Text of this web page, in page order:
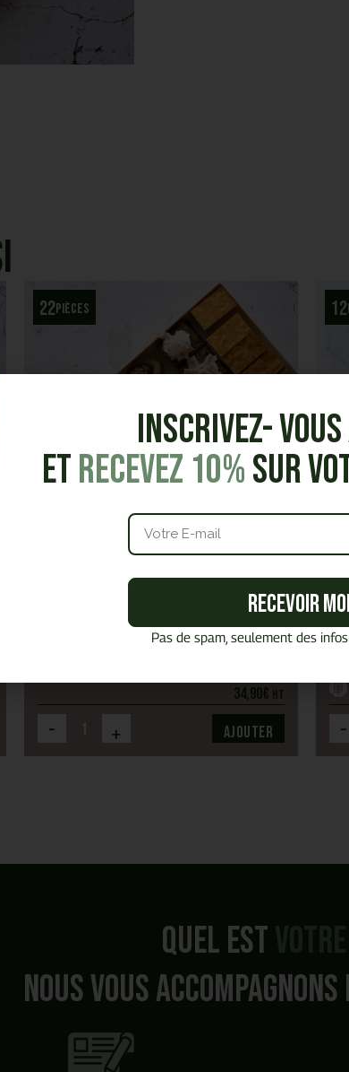
22pièces
Plateau Sucré Little Sweet
Un plateau gourmand de pièces sucrées street
food, mêlant textures et saveurs pour un
dessert convivial à partager.
34,90€ HT
- + Ajouter
12
et
-
Quel est
Nous vous
Inscrivez-
etRecevez 10%sur
Recevoir
Pas de spam, seulement des